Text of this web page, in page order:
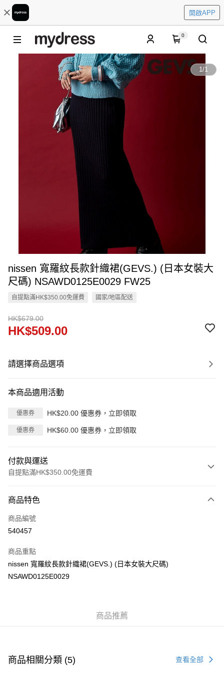
開啟APP
0
1/1
nissen 寬羅紋長款針織裙(GEVS.) (日本女裝大
尺碼) NSAWD0125E0029 FW25
自提點滿HK$350.00免運費 國家/地區配送
HK$679.00
HK$509.00
請選擇商品選項
本商品適用活動
優惠券 HK$20.00 優惠券，立即領取
優惠券 HK$60.00 優惠券，立即領取
付款與運送
自提點滿HK$350.00免運費
信用卡
Apple Pay
PayMe
WeChat Pay
每筆HK$40.00，滿HK$350.00或以上免運費
商品特色
商品編號
540457
商品重點
nissen 寬羅紋長款針織裙(GEVS.) (日本女裝大尺碼)
NSAWD0125E0029
商品推薦
商品相關分類 (5) 查看全部